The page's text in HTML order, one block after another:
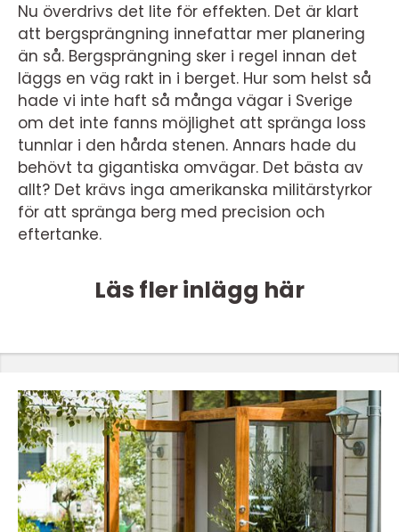
Nu överdrivs det lite för effekten. Det är klart
att bergsprängning innefattar mer planering
än så. Bergsprängning sker i regel innan det
läggs en väg rakt in i berget. Hur som helst så
hade vi inte haft så många vägar i Sverige
om det inte fanns möjlighet att spränga loss
tunnlar i den hårda stenen. Annars hade du
behövt ta gigantiska omvägar. Det bästa av
allt? Det krävs inga amerikanska militärstyrkor
för att spränga berg med precision och
eftertanke.
Läs fler inlägg här